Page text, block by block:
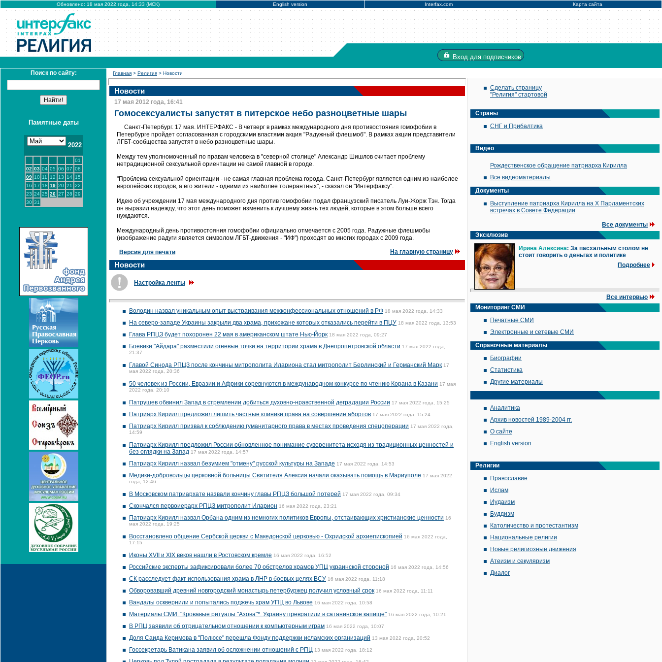
Обновлено: 18 мая 2022 года, 14:33 (МСК) English version Interfax.com Карта сайта
Вход для подписчиков
Поиск по сайту:
Памятные даты
2022
01
02 03 04 05 06 07 08
09 10 11 12 13 14 15
16 17 18 19 20 21
22
23 24 25 26 27 28 29
30 31
Главная > Религия > Новости
Новости
17 мая 2012 года, 16:41
Гомосексуалисты запустят в питерское небо разноцветные шары
Санкт-Петербург. 17 мая. ИНТЕРФАКС - В четверг в рамках международного дня противостояния гомофобии в
Петербурге пройдет согласованная с городскими властями акция "Радужный флешмоб". В рамках акции представители
ЛГБТ-сообщества запустят в небо разноцветные шары.
Между тем уполномоченный по правам человека в "северной столице" Александр Шишлов считает проблему
нетрадиционной сексуальной ориентации не самой главной в городе.
"Проблема сексуальной ориентации - не самая главная проблема города. Санкт-Петербург является одним из наиболее
европейских городов, а его жители - одними из наиболее толерантных", - сказал он "Интерфаксу".
Идею об учреждении 17 мая международного дня против гомофобии подал французский писатель Луи-Жорж Тэн. Тогда
он выразил надежду, что этот день поможет изменить к лучшему жизнь тех людей, которые в этом больше всего
нуждаются.
Международный день противостояния гомофобии официально отмечается с 2005 года. Радужные флешмобы
(изображение радуги является символом ЛГБТ-движения - "ИФ") проходят во многих городах с 2009 года.
Версия для печати На главную страницу
Новости
Настройка ленты
Володин назвал уникальным опыт выстраивания межконфессиональных отношений в РФ 18 мая 2022 года, 14:33
На северо-западе Украины закрыли два храма, прихожане которых отказались перейти в ПЦУ 18 мая 2022 года, 13:53
Глава РПЦЗ будет похоронен 22 мая в американском штате Нью-Йорк 18 мая 2022 года, 09:27
Боевики "Айдара" разместили огневые точки на территории храма в Днепропетровской области 17 мая 2022 года,
21:37
Главой Синода РПЦЗ после кончины митрополита Илариона стал митрополит Берлинский и Германский Марк 17
мая 2022 года, 20:36
50 человек из России, Евразии и Африки соревнуются в международном конкурсе по чтению Корана в Казани 17 мая
2022 года, 20:10
Патрушев обвинил Запад в стремлении добиться духовно-нравственной деградации России 17 мая 2022 года, 15:25
Патриарх Кирилл предложил лишить частные клиники права на совершение абортов 17 мая 2022 года, 15:24
Патриарх Кирилл призвал к соблюдению гуманитарного права в местах проведения спецоперации 17 мая 2022 года,
14:59
Патриарх Кирилл предложил России обновленное понимание суверенитета исходя из традиционных ценностей и
без оглядки на Запад 17 мая 2022 года, 14:57
Патриарх Кирилл назвал безумием "отмену" русской культуры на Западе 17 мая 2022 года, 14:53
Медики-добровольцы церковной больницы Cвятителя Алексия начали оказывать помощь в Мариуполе 17 мая 2022
года, 12:46
В Московском патриархате назвали кончину главы РПЦЗ большой потерей 17 мая 2022 года, 09:34
Скончался первоиерарх РПЦЗ митрополит Иларион 16 мая 2022 года, 23:21
Патриарх Кирилл назвал Орбана одним из немногих политиков Европы, отстаивающих христианские ценности 16
мая 2022 года, 19:25
Восстановлено общение Сербской церкви с Македонской церковью - Охридской архиепископией 16 мая 2022 года,
17:15
Иконы XVII и XIX веков нашли в Ростовском кремле 16 мая 2022 года, 16:52
Российские эксперты зафиксировали более 70 обстрелов храмов УПЦ украинской стороной 16 мая 2022 года, 14:56
СК расследует факт использования храма в ЛНР в боевых целях ВСУ 16 мая 2022 года, 11:18
Обворовавший древний новгородский монастырь петербуржец получил условный срок 16 мая 2022 года, 11:11
Вандалы осквернили и попытались поджечь храм УПЦ во Львове 16 мая 2022 года, 10:58
Материалы СМИ: "Кровавые ритуалы "Азова"*: Украину превратили в сатанинское капище" 16 мая 2022 года, 10:21
В РПЦ заявили об отрицательном отношении к компьютерным играм 16 мая 2022 года, 10:07
Доля Саида Керимова в "Полюсе" перешла Фонду поддержки исламских организаций 13 мая 2022 года, 20:52
Госсекретарь Ватикана заявил об осложнении отношений с РПЦ 13 мая 2022 года, 18:12
Сделать страницу
"Религия" стартовой
Страны
СНГ и Прибалтика
Видео
Рождественское обращение патриарха Кирилла
Все видеоматериалы
Документы
Выступление патриарха Кирилла на X Парламентских
встречах в Совете Федерации
Все документы
Эксклюзив
Ирина Алексина: За пасхальным столом не
стоит говорить о деньгах и политике
Подробнее
Все интервью
Мониторинг СМИ
Печатные СМИ
Электронные и сетевые СМИ
Справочные материалы
Биографии
Статистика
Другие материалы
Аналитика
Архив новостей 1989-2004 гг.
О сайте
English version
Религии
Православие
Ислам
Иудаизм
Буддизм
Католичество и протестантизм
Национальные религии
Новые религиозные движения
Атеизм и секуляризм
Диалог